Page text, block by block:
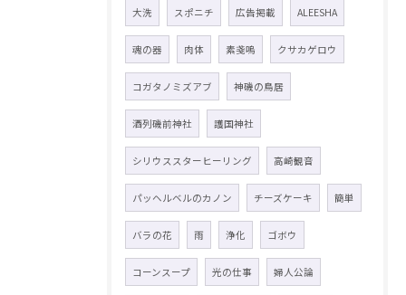
大洗 スポニチ 広告掲載 ALEESHA
魂の器 肉体 素戔嗚 クサカゲロウ
コガタノミズアブ 神磯の鳥居
酒列磯前神社 護国神社
シリウススターヒーリング 高崎観音
パッヘルベルのカノン チーズケーキ 簡単
バラの花 雨 浄化 ゴボウ
コーンスープ 光の仕事 婦人公論